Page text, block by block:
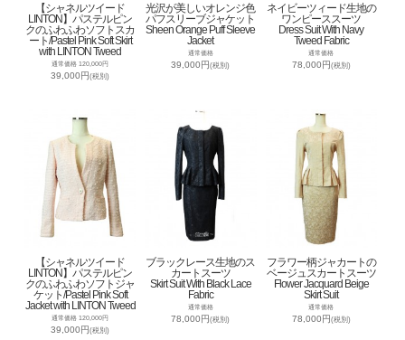
【シャネルツイード
LINTON】パステルピン
クのふわふわソフトスカ
ート/Pastel Pink Soft Skirt
with LINTON Tweed
通常価格 120,000円
39,000円(税別)
光沢が美しいオレンジ色
パフスリーブジャケット
Sheen Orange Puff Sleeve
Jacket
通常価格
39,000円(税別)
ネイビーツィード生地の
ワンピーススーツ
Dress Suit With Navy
Tweed Fabric
通常価格
78,000円(税別)
【シャネルツイード
LINTON】パステルピン
クのふわふわソフトジャ
ケット/Pastel Pink Soft
Jacket with LINTON Tweed
通常価格 120,000円
39,000円(税別)
ブラックレース生地のス
カートスーツ
Skirt Suit With Black Lace
Fabric
通常価格
78,000円(税別)
フラワー柄ジャカートの
ベージュスカートスーツ
Flower Jacquard Beige
Skirt Suit
通常価格
78,000円(税別)